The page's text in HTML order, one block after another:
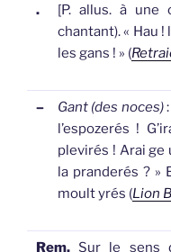
. [P. allus. à une
chantant). « Hau !
les gans ! » (
– Gant (des noces):
l’espozerés !
plevirés ! Arai ge
la pranderés ? »
moult yrés (Lion
Rem. Sur le sens